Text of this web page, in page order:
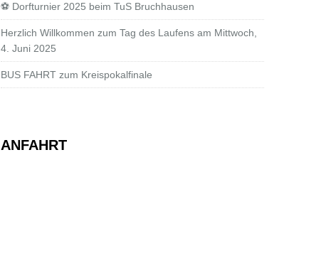
⚽ Dorfturnier 2025 beim TuS Bruchhausen
Herzlich Willkommen zum Tag des Laufens am Mittwoch,
4. Juni 2025
BUS FAHRT zum Kreispokalfinale
ANFAHRT